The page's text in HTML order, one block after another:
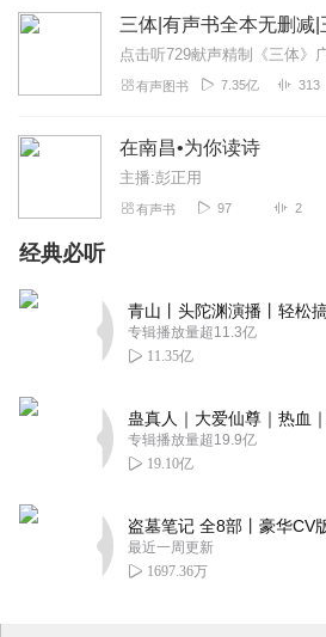
有声图书 7.35亿 313
在南昌•为你读诗
主播:彭正用
有声书 97 2
经典必听
专辑播放量超11.3亿
11.35亿
专辑播放量超19.9亿
19.10亿
最近一周更新
1697.36万